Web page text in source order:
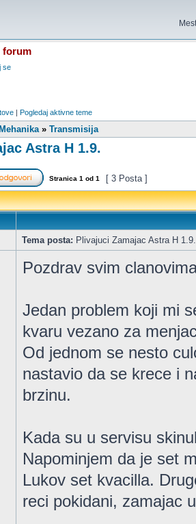
forum
se
| Pogledaj aktivne teme
» Transmisija
Astra H 1.9.
Stranica 1 od 1 [ 3 Posta ]
Tema posta: Plivajuci Zamajac Astra H 1.9.
Pozdrav svim
Jedan problem koji mi
kvaru vezano za
Od jednom se nesto
nastavio da se krece i
brzinu.
Kada su u servisu
Napominjem da je set
Lukov set kvacilla.
reci pokidani, zamajac